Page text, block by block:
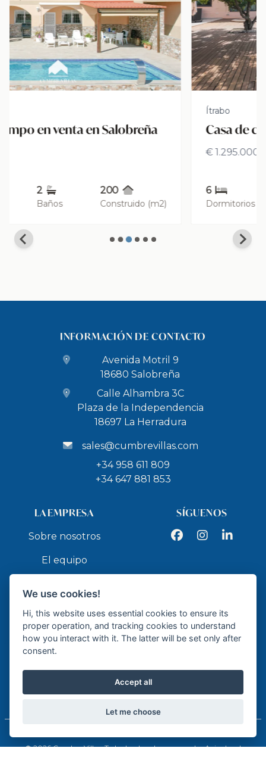
Casa de campo en venta en Ítrabo
Dormitorios
5
Baños Construido (m2)
INFORMACIÓN DE CONTACTO
Avenida Motril 9
18680 Salobreña
Calle Alhambra 3C
Plaza de la Independencia
18697 La Herradura
sales@cumbrevillas.com
+34 958 611 809
+34 647 881 853
LA EMPRESA
Sobre nosotros
El equipo
Contacto
SÍGUENOS
FacebookInstagramLinkedIn
Agente de la Propiedad Inmobiliaria - API GR337
© 2026 Cumbre Villas. Todos los derechos reservados.Aviso legal
We use cookies!
Hi, this website uses essential cookies to ensure its
proper operation, and tracking cookies to understand
how you interact with it. The latter will be set only after
consent.
Accept all
Let me choose